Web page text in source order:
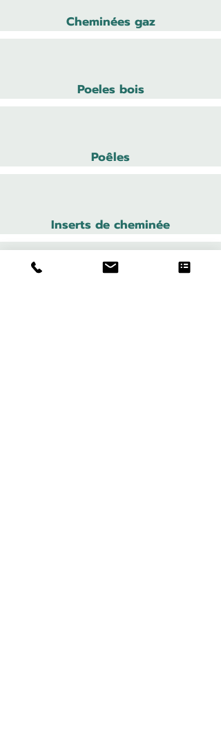
Cheminées gaz
Poeles bois
Poêles
Inserts de cheminée